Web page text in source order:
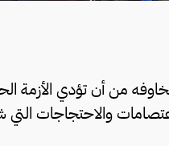
من أن تؤدي الأزمة
والاحتجاجات التي